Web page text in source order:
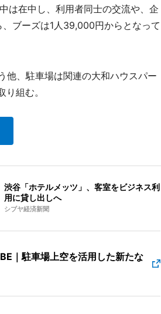
は在中し、利用者同士の交流や、企
ブーズは1人39,000円からとなって
、駐車場は関連の大和ハウスパー
組む。
渋谷「ホテルメッツ」、客室をビジネス利
用に貸し出しへ
シブヤ経済新聞
｜駐車場上空を活用した新たな